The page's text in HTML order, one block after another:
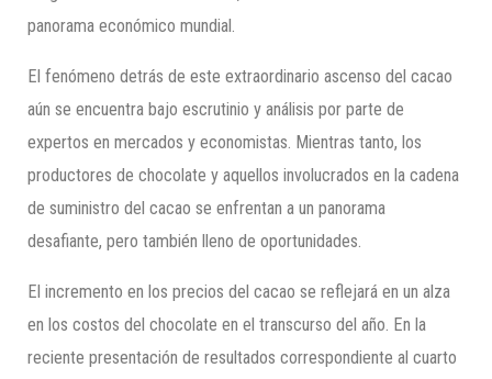
panorama económico mundial.
El fenómeno detrás de este extraordinario ascenso del cacao
aún se encuentra bajo escrutinio y análisis por parte de
expertos en mercados y economistas. Mientras tanto, los
productores de chocolate y aquellos involucrados en la cadena
de suministro del cacao se enfrentan a un panorama
desafiante, pero también lleno de oportunidades.
El incremento en los precios del cacao se reflejará en un alza
en los costos del chocolate en el transcurso del año. En la
reciente presentación de resultados correspondiente al cuarto